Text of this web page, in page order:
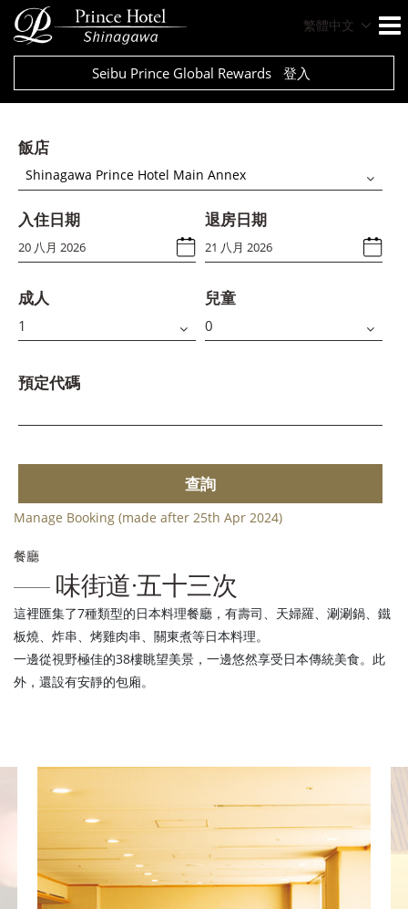
繁體中文
Seibu Prince Global Rewards 登入
飯店
Shinagawa Prince Hotel Main Annex
入住日期 退房日期
成人 兒童
預定代碼
查詢
Manage Booking (made after 25th Apr 2024)
餐廳
味街道·五十三次
這裡匯集了7種類型的日本料理餐廳，有壽司、天婦羅、涮涮鍋、鐵
板燒、炸串、烤雞肉串、關東煮等日本料理。
一邊從視野極佳的38樓眺望美景，一邊悠然享受日本傳統美食。此
外，還設有安靜的包廂。